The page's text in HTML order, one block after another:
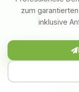
zum
inklusive